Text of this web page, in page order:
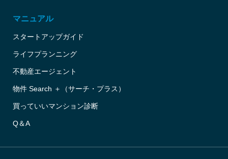
マニュアル
スタートアップガイド
ライフプランニング
不動産エージェント
物件 Search ＋（サーチ・プラス）
買っていいマンション診断
Q＆A